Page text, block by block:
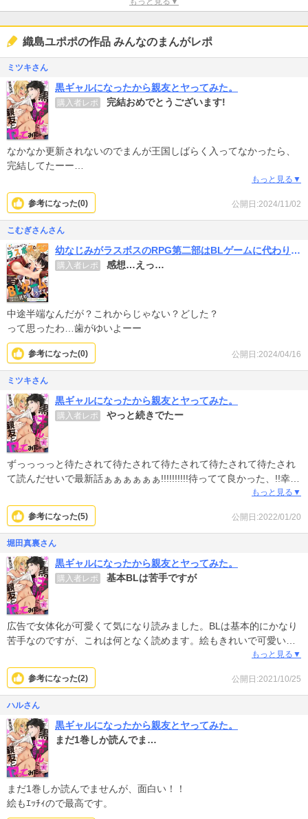
織島ユポポの作品 みんなのまんがレポ
ミツキさん
黒ギャルになったから親友とヤってみた。
購入者レポ 完結おめでとうございます!
なかなか更新されないのでまんが王国しばらく入ってなかったら、
完結してたーー
NLとBL２度楽しめるところも良いし絵が可愛くて綺麗。また最初か
ら読み直したい
もっと見る▼
公開日:2024/11/02
参考になった(0)
こむぎさんさん
幼なじみがラスボスのRPG第二部はBLゲームに代わりそうです
購入者レポ 感想…えっ…
中途半端なんだが？これからじゃない？どした？
って思ったわ…歯がゆいよーー
公開日:2024/04/16
参考になった(0)
ミツキさん
黒ギャルになったから親友とヤってみた。
購入者レポ やっと続きでたー
ずっっっっと待たされて待たされて待たされて待たされて待たされ
て読んだせいで最新話ぁぁぁぁぁぁ!!!!!!!!!!待ってて良かった、!!幸せ
もっと見る▼
公開日:2022/01/20
参考になった(5)
堀田真裏さん
黒ギャルになったから親友とヤってみた。
購入者レポ 基本BLは苦手ですが
広告で女体化が可愛くて気になり読みました。BLは基本的にかなり
苦手なのですが、これは何となく読めます。絵もきれいで可愛いで
もっと見る▼
公開日:2021/10/25
参考になった(2)
ハルさん
黒ギャルになったから親友とヤってみた。
まだ1巻しか読んでま…
まだ1巻しか読んでませんが、面白い！！
絵もｴｯﾁｨので最高です。